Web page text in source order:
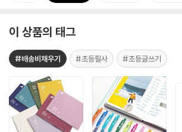
이 상품의 태그
#배송비채우기 #초등필사 #초등글쓰기